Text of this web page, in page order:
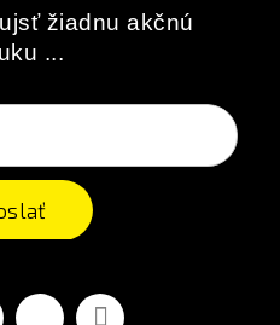
žiadnu akčnú
...
Vimeo Instagram